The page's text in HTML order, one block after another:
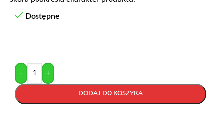
Dostępne
- +
DODAJ DO KOSZYKA